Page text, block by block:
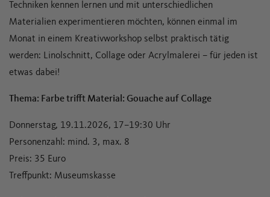
Techniken kennen lernen und mit unterschiedlichen
Materialien experimentieren möchten, können einmal im
Monat in einem Kreativworkshop selbst praktisch tätig
werden: Linolschnitt, Collage oder Acrylmalerei – für jeden ist
etwas dabei!
Thema: Farbe trifft Material: Gouache auf Collage
Donnerstag, 19.11.2026, 17–19:30 Uhr
Personenzahl: mind. 3, max. 8
Preis: 35 Euro
Treffpunkt: Museumskasse